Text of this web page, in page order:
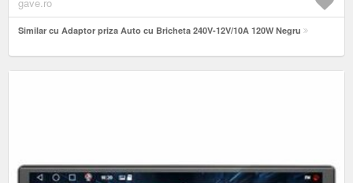
Similar cu Adaptor priza Auto cu Bricheta 240V-12V/10A 120W Negru